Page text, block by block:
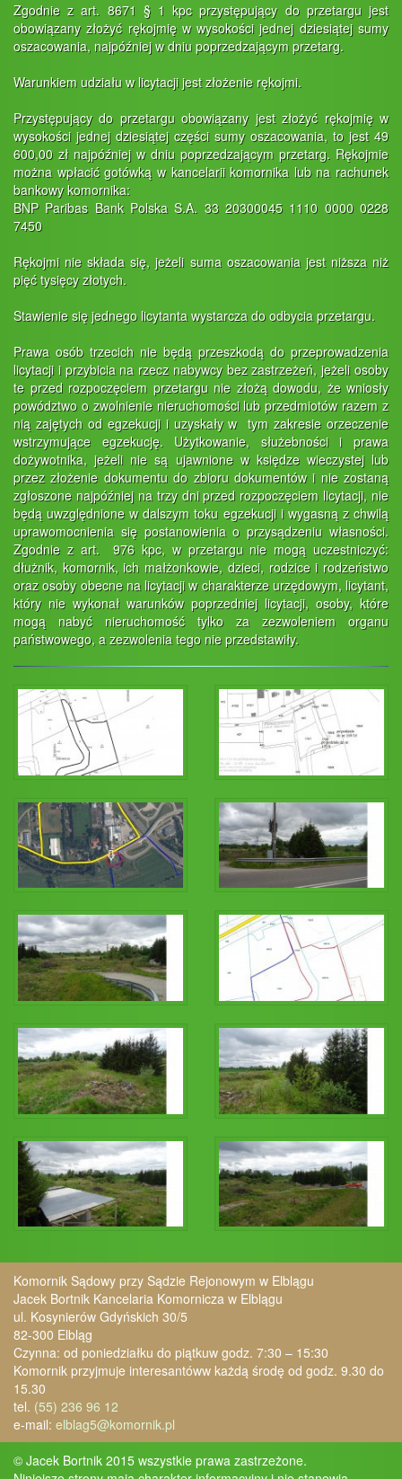
Zgodnie z art. 8671 § 1 kpc przystępujący do przetargu jest
obowiązany złożyć rękojmię w wysokości jednej dziesiątej sumy
oszacowania, najpóźniej w dniu poprzedzającym przetarg.
Warunkiem udziału w licytacji jest złożenie rękojmi.
Przystępujący do przetargu obowiązany jest złożyć rękojmię w
wysokości jednej dziesiątej części sumy oszacowania, to jest 49
600,00 zł najpóźniej w dniu poprzedzającym przetarg. Rękojmie
można wpłacić gotówką w kancelarii komornika lub na rachunek
bankowy komornika:
BNP Paribas Bank Polska S.A. 33 20300045 1110 0000 0228
7450
Rękojmi nie składa się, jeżeli suma oszacowania jest niższa niż
pięć tysięcy złotych.
Stawienie się jednego licytanta wystarcza do odbycia przetargu.
Prawa osób trzecich nie będą przeszkodą do przeprowadzenia
licytacji i przybicia na rzecz nabywcy bez zastrzeżeń, jeżeli osoby
te przed rozpoczęciem przetargu nie złożą dowodu, że wniosły
powództwo o zwolnienie nieruchomości lub przedmiotów razem z
nią zajętych od egzekucji i uzyskały w tym zakresie orzeczenie
wstrzymujące egzekucję. Użytkowanie, służebności i prawa
dożywotnika, jeżeli nie są ujawnione w księdze wieczystej lub
przez złożenie dokumentu do zbioru dokumentów i nie zostaną
zgłoszone najpóźniej na trzy dni przed rozpoczęciem licytacji, nie
będą uwzględnione w dalszym toku egzekucji i wygasną z chwilą
uprawomocnienia się postanowienia o przysądzeniu własności.
Zgodnie z art. 976 kpc, w przetargu nie mogą uczestniczyć:
dłużnik, komornik, ich małżonkowie, dzieci, rodzice i rodzeństwo
oraz osoby obecne na licytacji w charakterze urzędowym, licytant,
który nie wykonał warunków poprzedniej licytacji, osoby, które
mogą nabyć nieruchomość tylko za zezwoleniem organu
państwowego, a zezwolenia tego nie przedstawiły.
Komornik Sądowy przy Sądzie Rejonowym w Elblągu
Jacek Bortnik Kancelaria Komornicza w Elblągu
ul. Kosynierów Gdyńskich 30/5
82-300 Elbląg
Czynna: od poniedziałku do piątkuw godz. 7:30 – 15:30
Komornik przyjmuje interesantóww każdą środę od godz. 9.30 do
15.30
tel. (55) 236 96 12
e-mail: elblag5@komornik.pl
© Jacek Bortnik 2015 wszystkie prawa zastrzeżone.